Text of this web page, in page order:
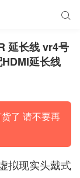

延长线 vr4号
延长线
了 请不要再
拟现实头戴式